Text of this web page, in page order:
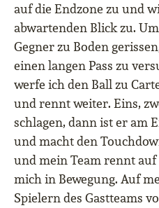
auf die Endzone zu und
abwartenden Blick zu.
Gegner zu Boden
einen langen Pass zu
werfe ich den Ball zu
und rennt weiter. Eins,
schlagen, dann ist er am
und macht den
und mein Team rennt auf
mich in Bewegung. Auf
Spielern des Gastteams